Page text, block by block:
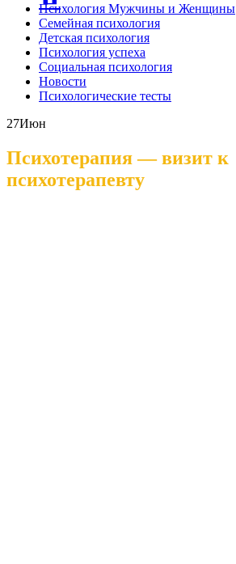
Психология Мужчины и Женщины
Семейная психология
Детская психология
Психология успеха
Социальная психология
Новости
Психологические тесты
27Июн
Психотерапия — визит к
психотерапевту